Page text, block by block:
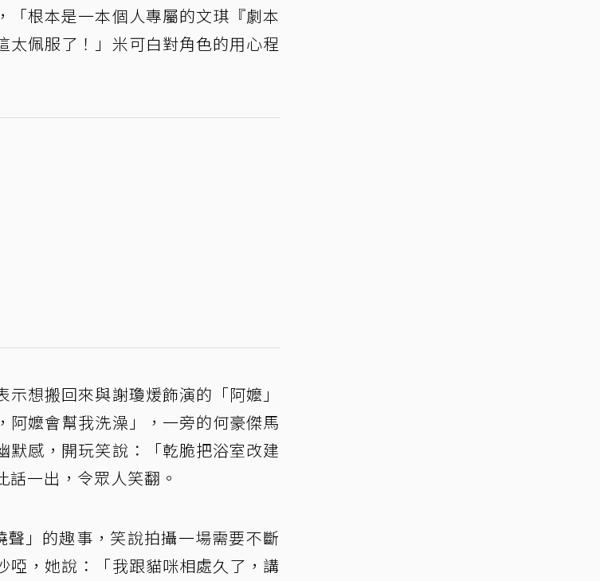
「根本是一本個人專屬的文琪『劇本
太佩服了！」米可白對角色的用心程
想搬回來與謝瓊煖飾演的「阿嬤」
阿嬤會幫我洗澡」，一旁的何豪傑馬
默感，開玩笑說：「乾脆把浴室改建
一出，令眾人笑翻。
」的趣事，笑說拍攝一場需要不斷
啞，她說：「我跟貓咪相處久了，講